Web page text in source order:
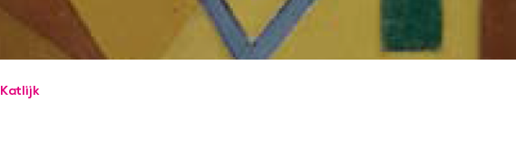
Katlijk